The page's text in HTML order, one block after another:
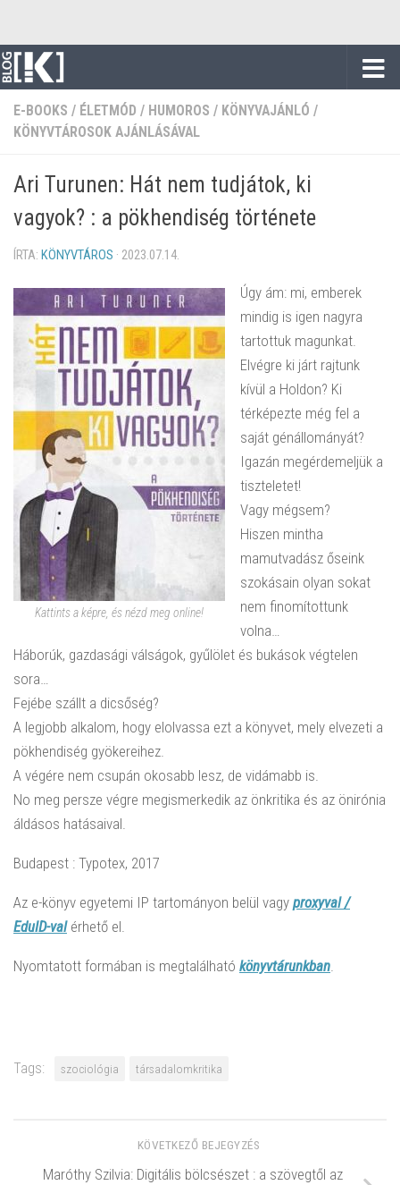
E-BOOKS / ÉLETMÓD / HUMOROS / KÖNYVAJÁNLÓ /
KÖNYVTÁROSOK AJÁNLÁSÁVAL
Ari Turunen: Hát nem tudjátok, ki
vagyok? : a pökhendiség története
ÍRTA: KÖNYVTÁROS · 2023.07.14.
Kattints a képre, és nézd meg online!
Úgy ám: mi, emberek
mindig is igen nagyra
tartottuk magunkat.
Elvégre ki járt rajtunk
kívül a Holdon? Ki
térképezte még fel a
saját génállományát?
Igazán megérdemeljük a
tiszteletet!
Vagy mégsem?
Hiszen mintha
mamutvadász őseink
szokásain olyan sokat
nem finomítottunk
volna…
Háborúk, gazdasági válságok, gyűlölet és bukások végtelen
sora…
Fejébe szállt a dicsőség?
A legjobb alkalom, hogy elolvassa ezt a könyvet, mely elvezeti a
pökhendiség gyökereihez.
A végére nem csupán okosabb lesz, de vidámabb is.
No meg persze végre megismerkedik az önkritika és az önirónia
áldásos hatásaival.
Budapest : Typotex, 2017
Az e-könyv egyetemi IP tartományon belül vagy proxyval /
EduID-valérhető el.
Nyomtatott formában is megtalálható könyvtárunkban
Tags: szociológia társadalomkritika
KÖVETKEZŐ BEJEGYZÉS
Maróthy Szilvia: Digitális bölcsészet : a szövegtől az